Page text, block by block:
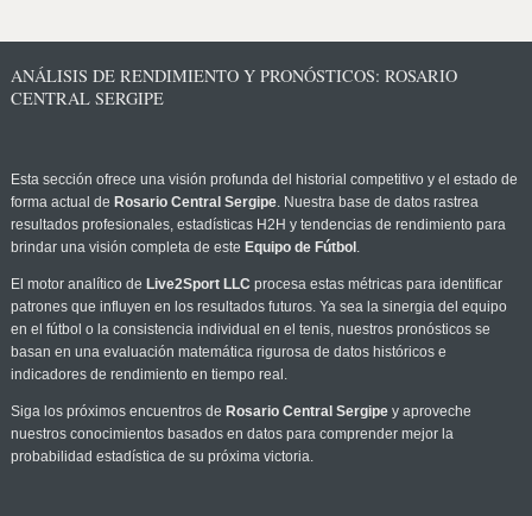
ANÁLISIS DE RENDIMIENTO Y PRONÓSTICOS: ROSARIO
CENTRAL SERGIPE
Esta sección ofrece una visión profunda del historial competitivo y el estado de
forma actual de Rosario Central Sergipe. Nuestra base de datos rastrea
resultados profesionales, estadísticas H2H y tendencias de rendimiento para
brindar una visión completa de este Equipo de Fútbol .
El motor analítico de Live2Sport LLC procesa estas métricas para identificar
patrones que influyen en los resultados futuros. Ya sea la sinergia del equipo
en el fútbol o la consistencia individual en el tenis, nuestros pronósticos se
basan en una evaluación matemática rigurosa de datos históricos e
indicadores de rendimiento en tiempo real.
Siga los próximos encuentros de Rosario Central Sergipey aproveche
nuestros conocimientos basados en datos para comprender mejor la
probabilidad estadística de su próxima victoria.